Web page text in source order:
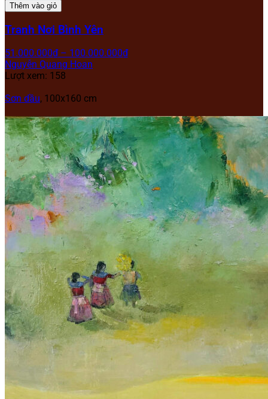
Thêm vào giỏ
Tranh Nơi Bình Yên
51.000.000₫ – 100.000.000₫
Nguyễn Quang Hoan
Lượt xem: 158
Sơn dầu, 100x160 cm